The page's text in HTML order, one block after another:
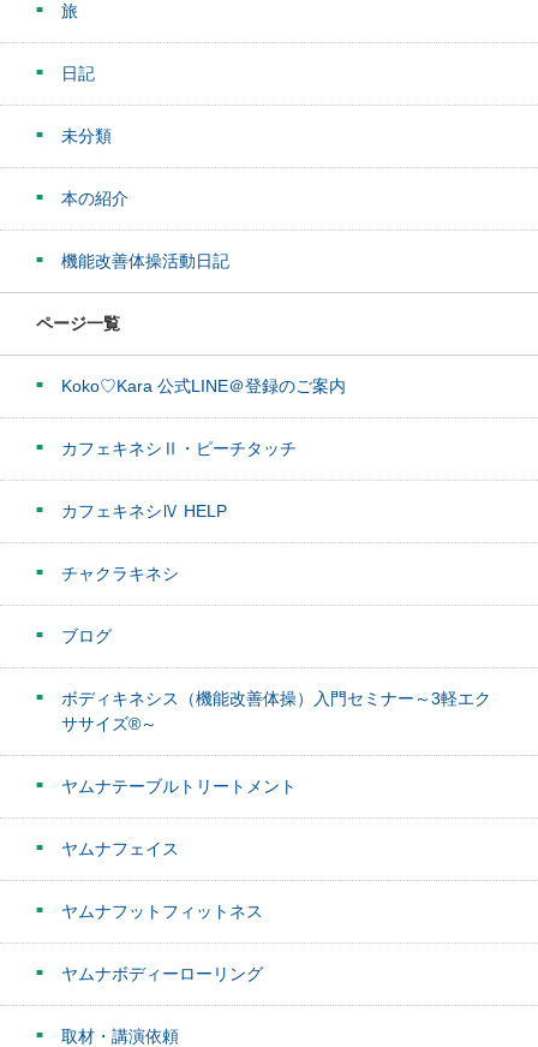
旅
日記
未分類
本の紹介
機能改善体操活動日記
ページ一覧
Koko♡Kara 公式LINE＠登録のご案内
カフェキネシⅡ・ピーチタッチ
カフェキネシⅣ HELP
チャクラキネシ
ブログ
ボディキネシス（機能改善体操）入門セミナー～3軽エク
ササイズ®～
ヤムナテーブルトリートメント
ヤムナフェイス
ヤムナフットフィットネス
ヤムナボディーローリング
取材・講演依頼